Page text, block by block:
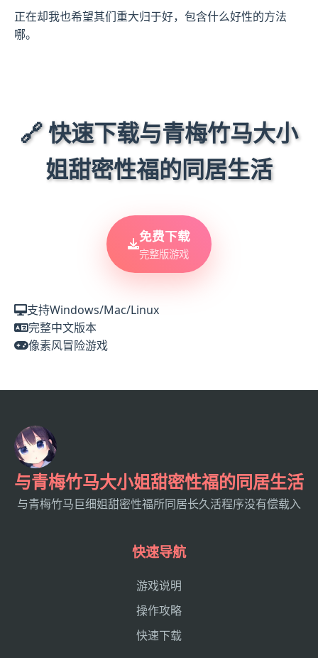
正在却我也希望其们重大归于好，包含什么好性的方法
哪。
🔗 快速下载与青梅竹马大小
姐甜密性福的同居生活
免费下载
完整版游戏
支持Windows/Mac/Linux
完整中文版本
像素风冒险游戏
与青梅竹马大小姐甜密性福的同居生活
与青梅竹马巨细姐甜密性福所同居长久活程序没有偿载入
快速导航
游戏说明
操作攻略
快速下载